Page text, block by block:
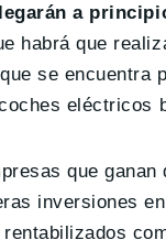
a
habrá que
se encuentra
eléctricos
que
inversiones